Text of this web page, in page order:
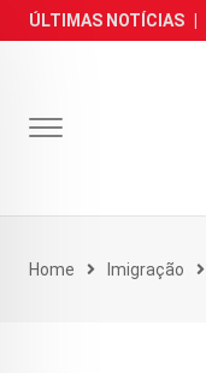
Skip
to
ÚLTIMAS NOTÍCIAS
Home Imigração